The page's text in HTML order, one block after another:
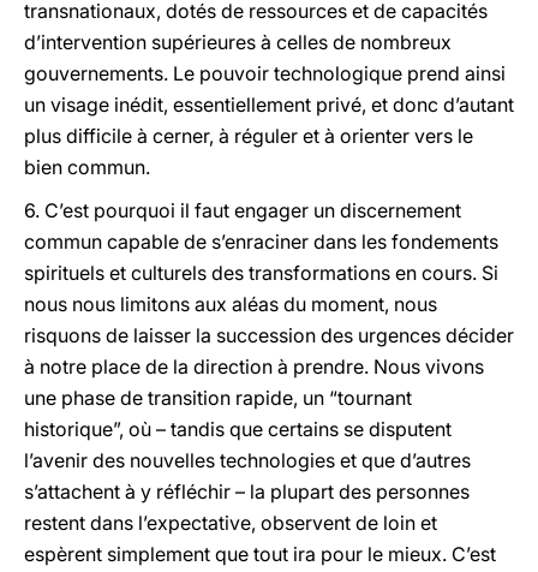
transnationaux, dotés de ressources et de capacités
d’intervention supérieures à celles de nombreux
gouvernements. Le pouvoir technologique prend ainsi
un visage inédit, essentiellement privé, et donc d’autant
plus difficile à cerner, à réguler et à orienter vers le
bien commun.
6. C’est pourquoi il faut engager un discernement
commun capable de s’enraciner dans les fondements
spirituels et culturels des transformations en cours. Si
nous nous limitons aux aléas du moment, nous
risquons de laisser la succession des urgences décider
à notre place de la direction à prendre. Nous vivons
une phase de transition rapide, un “tournant
historique”, où – tandis que certains se disputent
l’avenir des nouvelles technologies et que d’autres
s’attachent à y réfléchir – la plupart des personnes
restent dans l’expectative, observent de loin et
espèrent simplement que tout ira pour le mieux. C’est